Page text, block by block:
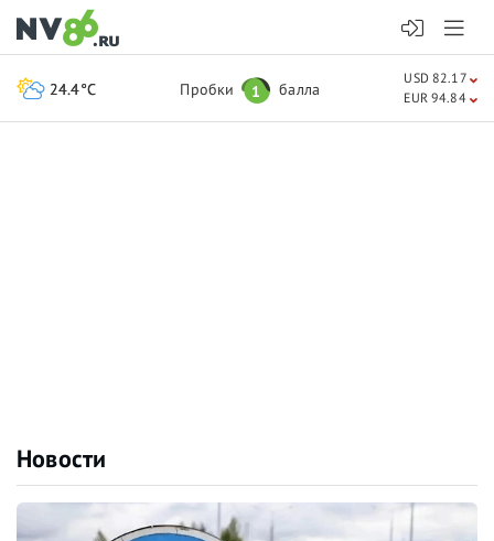
Новости
24.4°C Пробки 1 балла
USD 82.17
EUR 94.84